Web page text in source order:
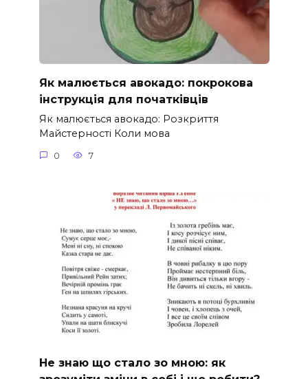
Як малюється авокадо: покрокова
інструкція для початківців
Як малюється авокадо: Розкриття
Майстерності Коли мова
0 7
Не знаю що стало зо мною: як